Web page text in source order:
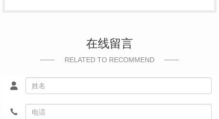
在线留言
RELATED TO RECOMMEND